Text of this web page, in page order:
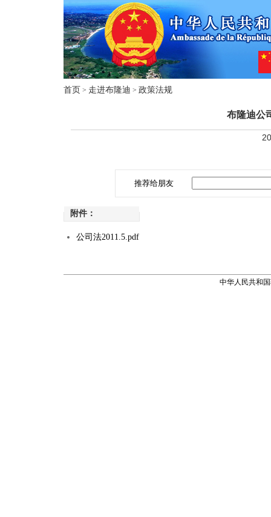
首页 > 走进布隆迪 > 政策法规
布隆迪公
推荐给朋友
附件：
公司法2011.5.pdf
中华人民共和